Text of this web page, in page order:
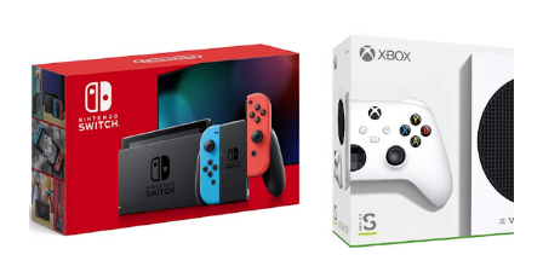
de transporte de grandes quantias em dinheiro vivo, com
movimentações no Brasil e no exterior. (Metrópoles) Mais de
200 policiais federais participaram da operação, cumprindo
45 mandados de busca e apreensão e 39 de prisão
temporária. As ações foram realizadas simultaneamente em
múltiplos estados: São Paulo, Rio de Janeiro, Pernambuco,
Espírito Santo, Maranhão, Santa Catarina, Paraná, G...